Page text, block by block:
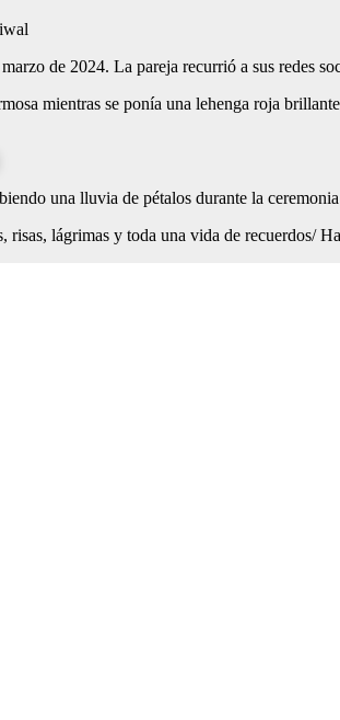
de 2024. La pareja recurrió a sus redes
mientras se ponía una lehenga roja
una lluvia de pétalos durante la
lágrimas y toda una vida de recuerdos/